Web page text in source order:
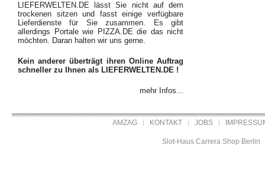
LIEFERWELTEN.DE lässt Sie nicht auf dem
trockenen sitzen und fasst einige verfügbare
Lieferdienste für Sie zusammen. Es gibt
allerdings Portale wie PIZZA.DE die das nicht
möchten. Daran halten wir uns gerne.
Kein anderer überträgt ihren Online Auftrag
schneller zu Ihnen als LIEFERWELTEN.DE !
mehr Infos...
AMZAG KONTAKT JOBS
Slot-Haus Carrera Shop Berlin